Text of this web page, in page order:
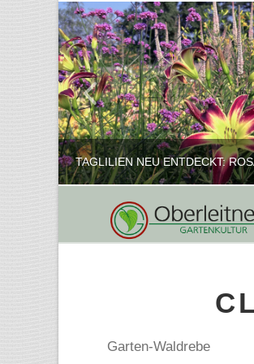
REINHARD
FEBRUAR 16,
Garten-Waldrebe